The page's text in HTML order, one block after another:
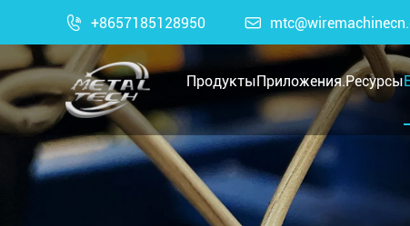
 +8657185128950 
ПродуктыПриложения.Ресурсы